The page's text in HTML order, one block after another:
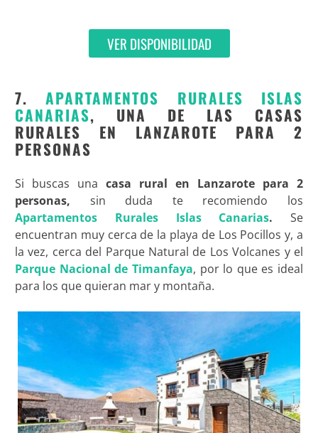
VER DISPONIBILIDAD
7.APARTAMENTOS RURALES ISLAS
CANARIAS, UNA DE LAS CASAS
RURALES EN LANZAROTE PARA 2
PERSONAS
Si buscas una casa rural en Lanzarote para 2
personas, sin duda te recomiendo los
Apartamentos Rurales Islas Canarias. Se
encuentran muy cerca de la playa de Los Pocillos y, a
la vez, cerca del Parque Natural de Los Volcanes y el
Parque Nacional de Timanfaya, por lo que es ideal
para los que quieran mar y montaña.